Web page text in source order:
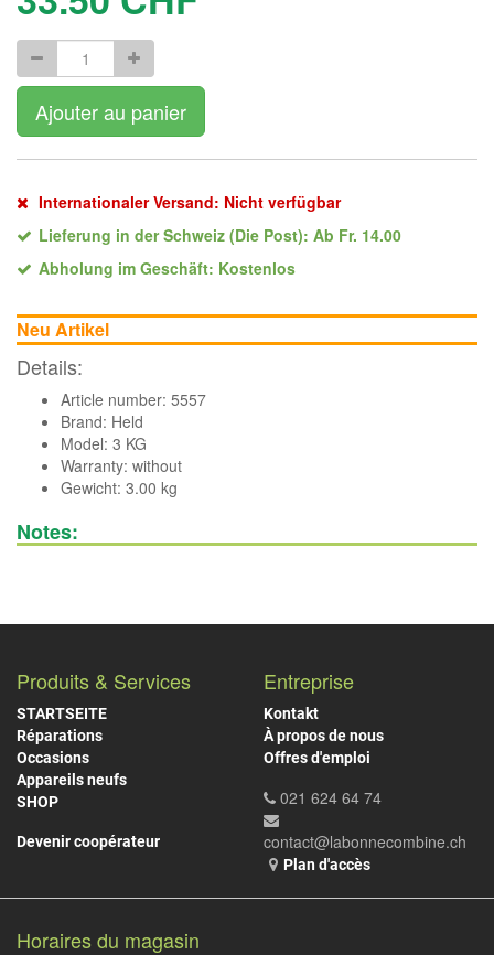
Ajouter au panier
Internationaler Versand: Nicht verfügbar
Lieferung in der Schweiz (Die Post): Ab Fr. 14.00
Abholung im Geschäft: Kostenlos
Neu Artikel
Details:
Article number: 5557
Brand: Held
Model: 3 KG
Warranty: without
Gewicht: 3.00 kg
Notes:
Produits & Services
STARTSEITE
Réparations
Occasions
Appareils neufs
SHOP
Devenir coopérateur
Entreprise
Kontakt
À propos de nous
Offres d'emploi
021 624 64 74
contact@labonnecombine.ch
Plan d'accès
Horaires du magasin